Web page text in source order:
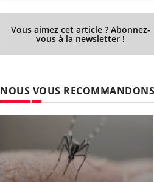
Vous aimez cet article ? Abonnez-
vous à la newsletter !
NOUS VOUS RECOMMANDONS